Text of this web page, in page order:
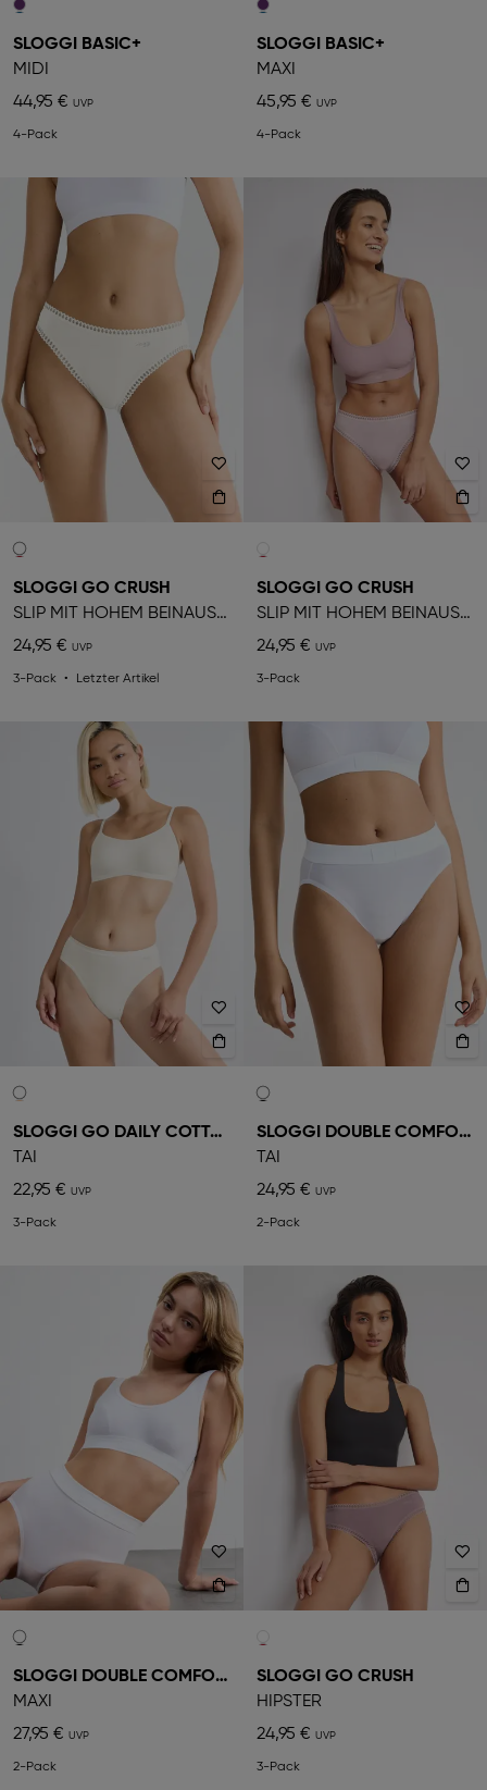
SLOGGI BASIC+
MIDI
44,95 €
4-Pack
SLOGGI BASIC+
MAXI
45,95 €
4-Pack
SLOGGI GO CRUSH
SLIP MIT HOHEM BEINAUSSCHNITT
24,95 €
3-Pack Letzter Artikel
SLOGGI GO CRUSH
SLIP MIT HOHEM BEINAUSSCHNITT
24,95 €
3-Pack
SLOGGI GO DAILY COTTON
TAI
22,95 €
3-Pack
SLOGGI DOUBLE COMFORT
TAI
24,95 €
2-Pack
SLOGGI DOUBLE COMFORT
MAXI
27,95 €
2-Pack
SLOGGI GO CRUSH
HIPSTER
24,95 €
3-Pack